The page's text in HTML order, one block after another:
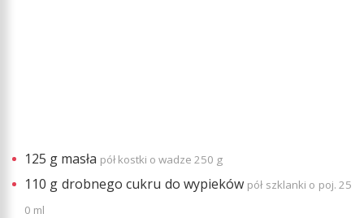
125 g masła pół kostki o wadze 250 g
110 g drobnego cukru do wypieków pół szklanki o poj. 25
0 ml